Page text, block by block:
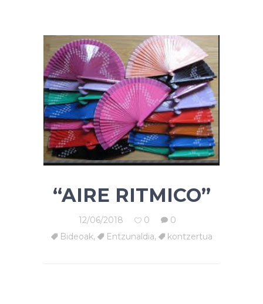
“AIRE RITMICO”
12/06/2018 0
0
Bideoak, Entzunaldia, kontzertua